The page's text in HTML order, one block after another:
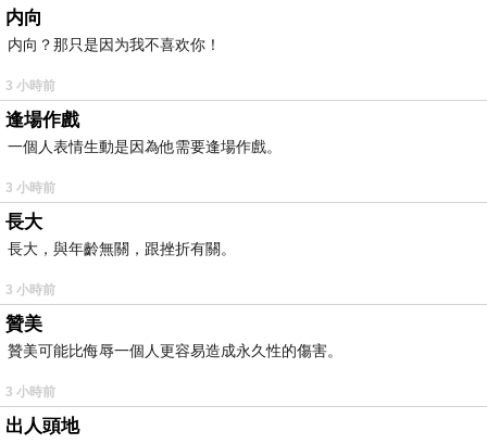
内向
内向？那只是因为我不喜欢你！
3 小時前
逢場作戲
一個人表情生動是因為他需要逢場作戲。
3 小時前
長大
長大，與年齡無關，跟挫折有關。
3 小時前
贊美
贊美可能比侮辱一個人更容易造成永久性的傷害。
3 小時前
出人頭地